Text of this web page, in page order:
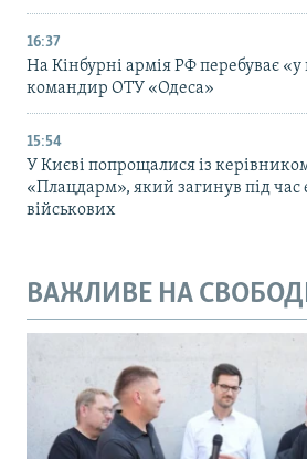
16:37
На Кінбурні армія РФ перебуває «у
командир ОТУ «Одеса»
15:54
У Києві попрощалися із
«Плацдарм», який загинув під час
військових
ВАЖЛИВЕ НА